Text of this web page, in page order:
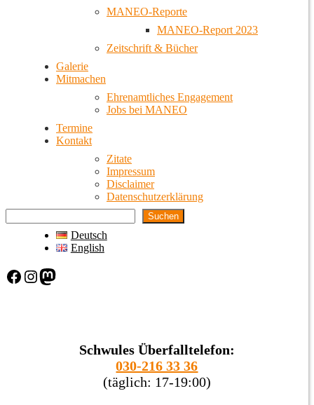
MANEO-Reporte
MANEO-Report 2023
Zeitschrift & Bücher
Galerie
Mitmachen
Ehrenamtliches Engagement
Jobs bei MANEO
Termine
Kontakt
Zitate
Impressum
Disclaimer
Datenschutzerklärung
Suchen
Deutsch
English
Facebook Instagram Mastodon
Schwules Überfalltelefon:
030-216 33 36
(täglich: 17-19:00)